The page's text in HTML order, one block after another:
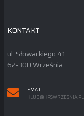
KONTAKT
ul. Słowackiego 41
62-300 Września
EMAIL
KLUB@KPSWRZESNIA.PL